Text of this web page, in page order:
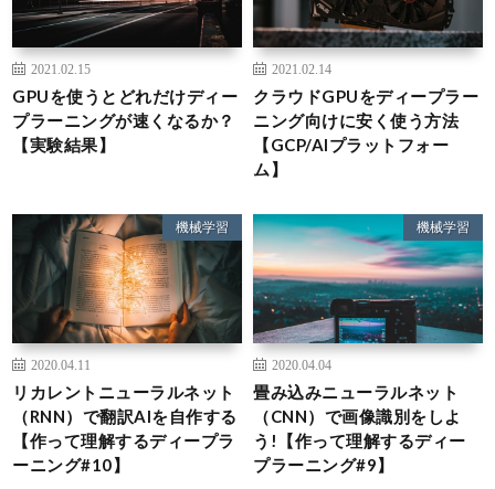
2021.02.15
GPUを使うとどれだけディー
プラーニングが速くなるか？
【実験結果】
2021.02.14
クラウドGPUをディープラー
ニング向けに安く使う方法
【GCP/AIプラットフォー
ム】
機械学習
2020.04.11
リカレントニューラルネット
（RNN）で翻訳AIを自作する
【作って理解するディープラ
ーニング#10】
機械学習
2020.04.04
畳み込みニューラルネット
（CNN）で画像識別をしよ
う!【作って理解するディー
プラーニング#9】